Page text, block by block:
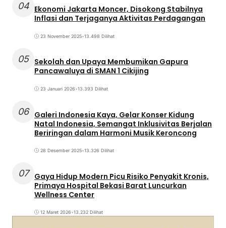
04 Ekonomi Jakarta Moncer, Disokong Stabilnya
Inflasi dan Terjaganya Aktivitas Perdagangan
23 November 2025•13.498 Dilihat
05 Sekolah dan Upaya Membumikan Gapura
Pancawaluya di SMAN 1 Cikijing
23 Januari 2026•13.393 Dilihat
06 Galeri Indonesia Kaya, Gelar Konser Kidung
Natal Indonesia, Semangat Inklusivitas Berjalan
Beriringan dalam Harmoni Musik Keroncong
28 Desember 2025•13.326 Dilihat
07
Gaya Hidup Modern Picu Risiko Penyakit Kronis,
Primaya Hospital Bekasi Barat Luncurkan
Wellness Center
12 Maret 2026•13.232 Dilihat